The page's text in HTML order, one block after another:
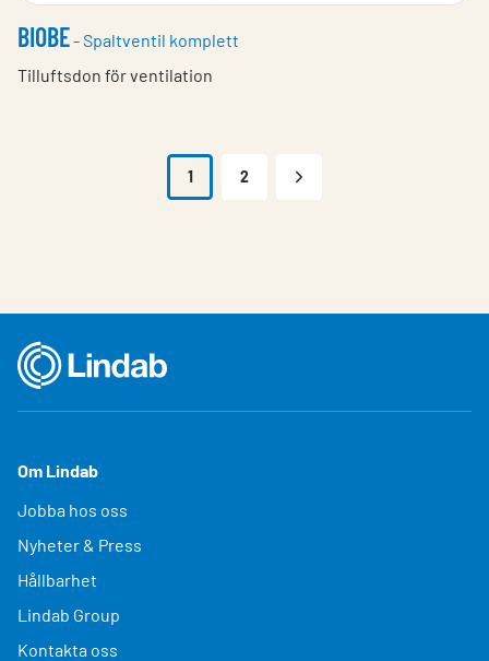
BIOBE- Spaltventil komplett
Tilluftsdon för ventilation
1 2
Om Lindab
Jobba hos oss
Nyheter & Press
Hållbarhet
Lindab Group
Kontakta oss